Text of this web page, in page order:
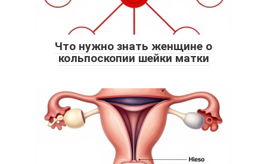
Что нужно знать женщине о
кольпоскопии шейки матки